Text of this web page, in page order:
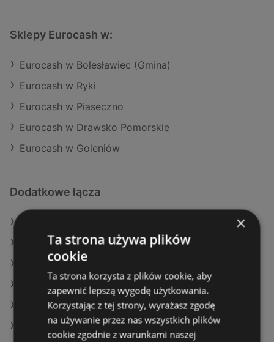
Sklepy Eurocash w:
Eurocash w Bolesławiec (Gmina)
Eurocash w Ryki
Eurocash w Piaseczno
Eurocash w Drawsko Pomorskie
Eurocash w Goleniów
Dodatkowe łącza
Oferty Lidl
Oferty Gram Market
Aktualne gazetki Dealz
Aktualne gazetki Stokrotka
Aktualne gazetki Action
×
Ta strona używa plików
cookie
Ta strona korzysta z plików cookie, aby
zapewnić lepszą wygodę użytkowania.
Korzystając z tej strony, wyrażasz zgodę
na używanie przez nas wszystkich plików
cookie zgodnie z warunkami naszej